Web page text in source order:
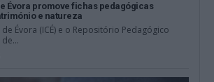
Évora promove fichas pedagógicas
e natureza
Évora (ICÉ) e o Repositório Pedagógico